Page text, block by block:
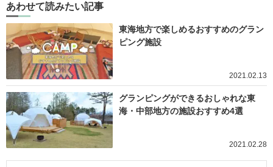
あわせて読みたい記事
東海地方で楽しめるおすすめのグラン
ピング施設
2021.02.13
グランピングができるおしゃれな東
海・中部地方の施設おすすめ4選
2021.02.28